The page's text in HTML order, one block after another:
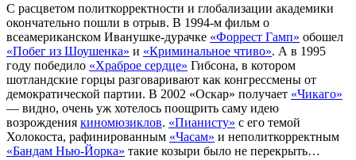
С расцветом политкорректности и глобализации академики
окончательно пошли в отрыв. В 1994-м фильм о
всеамериканском Иванушке-дурачке «Форрест Гамп» обошел
«Побег из Шоушенка» и «Криминальное чтиво». А в 1995
году победило «Храброе сердце» Гибсона, в котором
шотландские горцы разговаривают как конгрессмены от
демократической партии. В 2002 «Оскар» получает «Чикаго»
— видно, очень уж хотелось поощрить саму идею
возрождения киномюзиклов. «Пианисту» с его темой
Холокоста, рафинированным «Часам» и неполиткорректным
«Бандам Нью-Йорка» такие козыри было не перекрыть…